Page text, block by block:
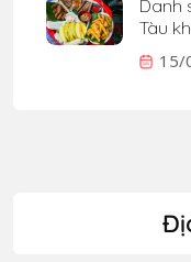
Danh
Tàu
15/